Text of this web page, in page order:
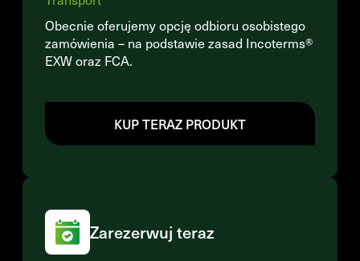
Obecnie oferujemy opcję odbioru osobistego
zamówienia – na podstawie zasad Incoterms®
EXW oraz FCA.
KUP TERAZ PRODUKT
Zarezerwuj teraz